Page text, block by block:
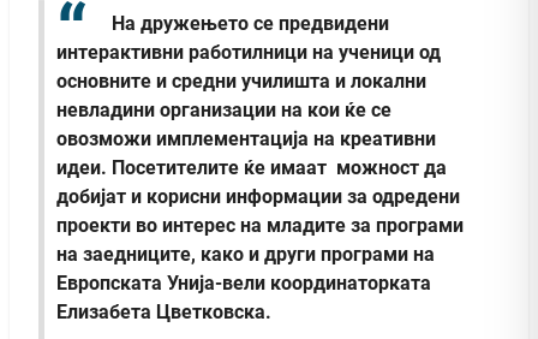
На дружењето се предвидени
интерактивни работилници на ученици од
основните и средни училишта и локални
невладини организации на кои ќе се
овозможи имплементација на креативни
идеи. Посетителите ќе имаат можност да
добијат и корисни информации за одредени
проекти во интерес на младите за програми
на заедниците, како и други програми на
Европската Унија-вели координаторката
Елизабета Цветковска.